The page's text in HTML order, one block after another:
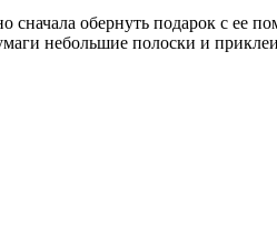
сначала обернуть подарок с ее
небольшие полоски и